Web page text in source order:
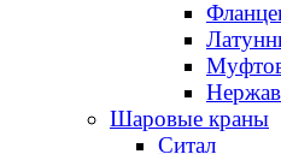
Шаровые краны
Ситал